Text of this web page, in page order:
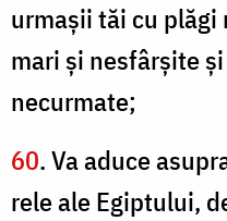
urmaşii tăi cu plăgi
mari şi nesfârşite
necurmate;
60. Va aduce
rele ale Egiptului,